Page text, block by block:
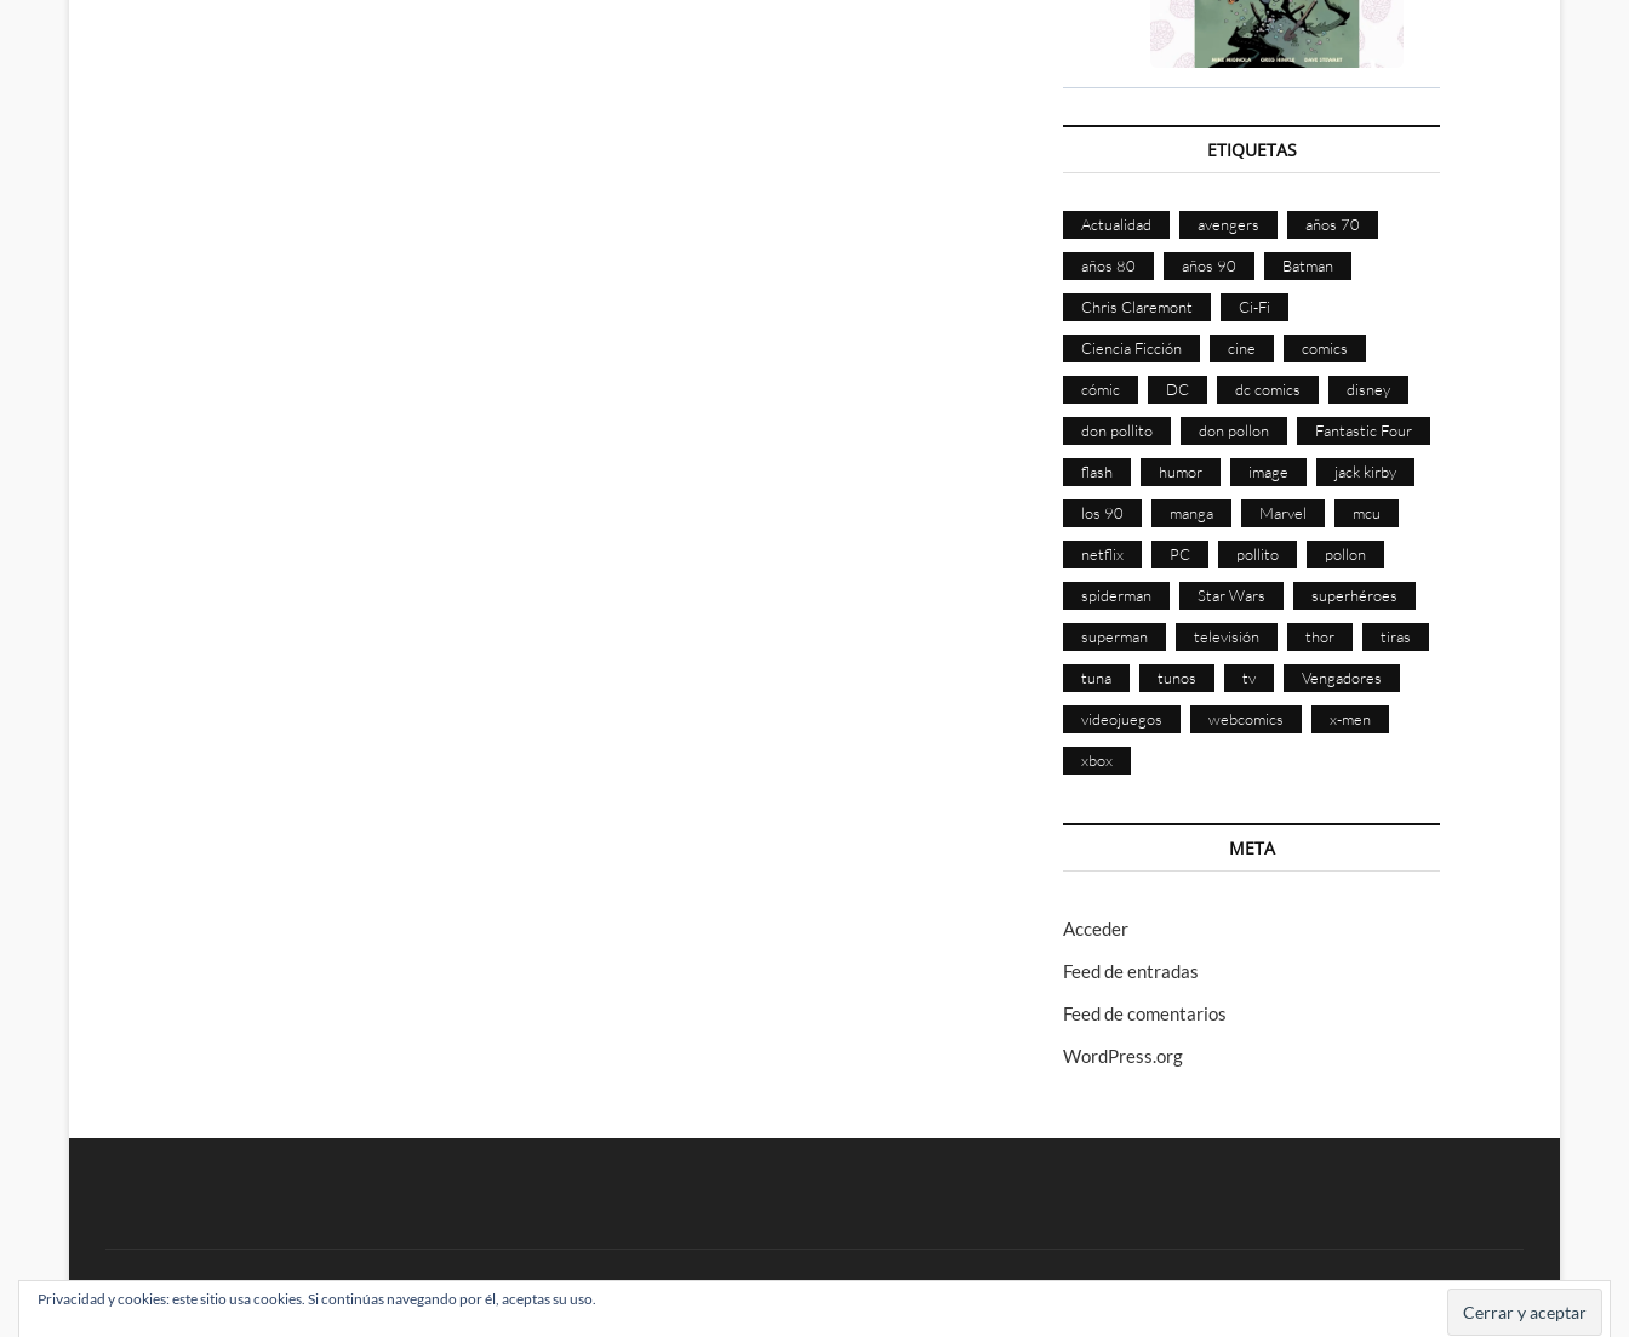
ETIQUETAS
Actualidad avengers años 70
años 80 años 90 Batman
Chris Claremont Ci-Fi
Ciencia Ficción cine comics
cómic DC dc comics disney
don pollito don pollon Fantastic Four
flash humor image jack kirby
los 90 manga Marvel mcu
netflix PC pollito pollon
spiderman Star Wars superhéroes
superman televisión thor tiras
tuna tunos tv Vengadores
videojuegos webcomics x-men
xbox
META
Acceder
Feed de entradas
Feed de comentarios
WordPress.org
BRAINSTOMPING| Diseñado por:Theme Freesia|WordPress| © Todos los derechos reservados
Privacidad y cookies: este sitio usa cookies. Si continúas navegando por él, aceptas su uso.